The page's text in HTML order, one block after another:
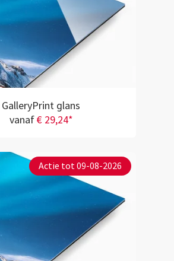
GalleryPrint glans
vanaf€ 29,24*
Actie tot 09-08-2026